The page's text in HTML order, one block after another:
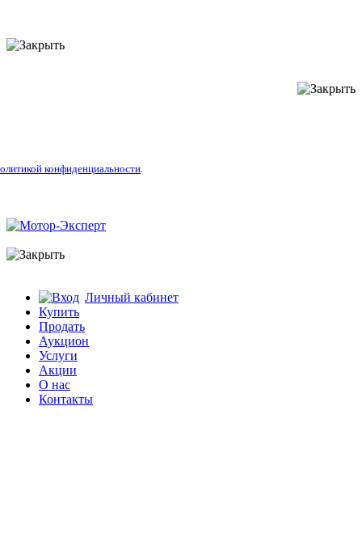
конфиденциальности.
Личный кабинет
Купить
Продать
Аукцион
Услуги
Акции
О нас
Контакты